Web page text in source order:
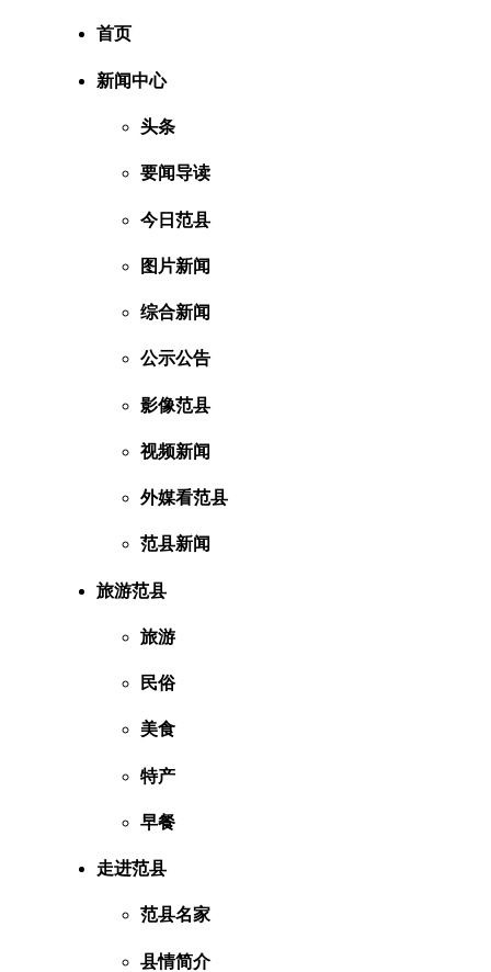
首页
新闻中心
头条
要闻导读
今日范县
图片新闻
综合新闻
公示公告
影像范县
视频新闻
外媒看范县
范县新闻
旅游范县
旅游
民俗
美食
特产
早餐
走进范县
范县名家
县情简介